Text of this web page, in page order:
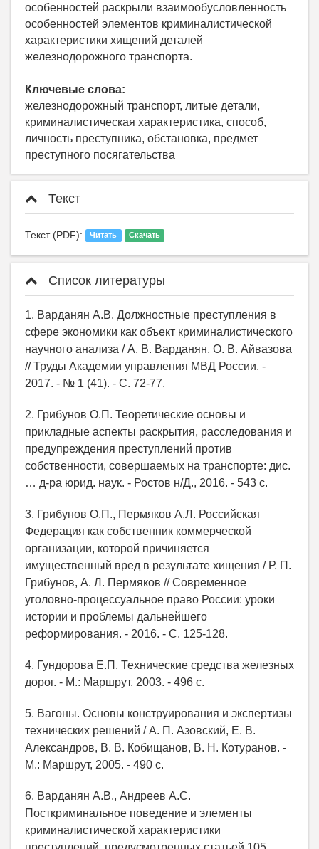
особенностей раскрыли взаимообусловленность
особенностей элементов криминалистической
характеристики хищений деталей
железнодорожного транспорта.
Ключевые слова:
железнодорожный транспорт, литые детали,
криминалистическая характеристика, способ,
личность преступника, обстановка, предмет
преступного посягательства
Текст
Текст (PDF): Читать Скачать
Список литературы
1. Варданян А.В. Должностные преступления в
сфере экономики как объект криминалистического
научного анализа / А. В. Варданян, О. В. Айвазова
// Труды Академии управления МВД России. -
2017. - № 1 (41). - С. 72-77.
2. Грибунов О.П. Теоретические основы и
прикладные аспекты раскрытия, расследования и
предупреждения преступлений против
собственности, совершаемых на транспорте: дис.
… д-ра юрид. наук. - Ростов н/Д., 2016. - 543 с.
3. Грибунов О.П., Пермяков А.Л. Российская
Федерация как собственник коммерческой
организации, которой причиняется
имущественный вред в результате хищения / Р. П.
Грибунов, А. Л. Пермяков // Современное
уголовно-процессуальное право России: уроки
истории и проблемы дальнейшего
реформирования. - 2016. - С. 125-128.
4. Гундорова Е.П. Технические средства железных
дорог. - М.: Маршрут, 2003. - 496 с.
5. Вагоны. Основы конструирования и экспертизы
технических решений / А. П. Азовский, Е. В.
Александров, В. В. Кобищанов, В. Н. Котуранов. -
М.: Маршрут, 2005. - 490 с.
6. Варданян А.В., Андреев А.С.
Посткриминальное поведение и элементы
криминалистической характеристики